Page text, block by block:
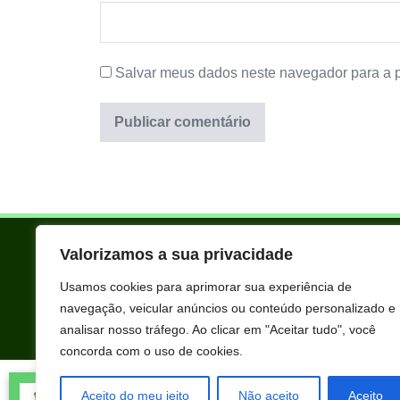
Valorizamos a sua privacidade
Usamos cookies para aprimorar sua experiência de
navegação, veicular anúncios ou conteúdo personalizado e
analisar nosso tráfego. Ao clicar em "Aceitar tudo", você
concorda com o uso de cookies.
Aceito do meu jeito Não aceito Aceito
Salvar meus dados neste navegador para a
Todos os produtos oferecidos aqui são selecionados manualmente
extraordinários para você que está realmente comprometido com
Edmilson Marcos Pascal acabou de